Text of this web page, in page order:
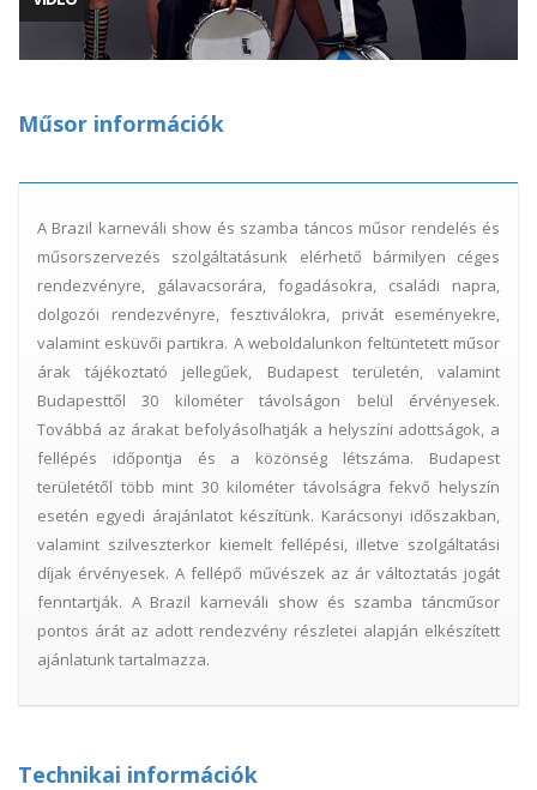
Műsor információk
A Brazil karneváli show és szamba táncos műsor rendelés és
műsorszervezés szolgáltatásunk elérhető bármilyen céges
rendezvényre, gálavacsorára, fogadásokra, családi napra,
dolgozói rendezvényre, fesztiválokra, privát eseményekre,
valamint esküvői partikra. A weboldalunkon feltüntetett műsor
árak tájékoztató jellegűek, Budapest területén, valamint
Budapesttől 30 kilométer távolságon belül érvényesek.
Továbbá az árakat befolyásolhatják a helyszíni adottságok, a
fellépés időpontja és a közönség létszáma. Budapest
területétől több mint 30 kilométer távolságra fekvő helyszín
esetén egyedi árajánlatot készítünk. Karácsonyi időszakban,
valamint szilveszterkor kiemelt fellépési, illetve szolgáltatási
díjak érvényesek. A fellépő művészek az ár változtatás jogát
fenntartják. A Brazil karneváli show és szamba táncműsor
pontos árát az adott rendezvény részletei alapján elkészített
ajánlatunk tartalmazza.
Technikai információk